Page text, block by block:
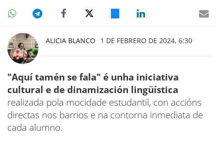
ALICIA BLANCO 1 DE FEBRERO DE 2024, 6:30
"Aquí tamén se fala" é unha iniciativa
cultural e de dinamización lingüística
realizada pola mocidade estudantil, con accións
directas nos barrios e na contorna inmediata de
cada alumno.